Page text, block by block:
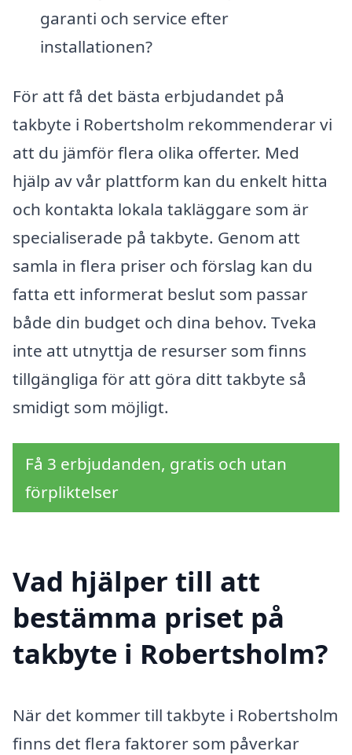
garanti och service efter
installationen?
För att få det bästa erbjudandet på
takbyte i Robertsholm rekommenderar vi
att du jämför flera olika offerter. Med
hjälp av vår plattform kan du enkelt hitta
och kontakta lokala takläggare som är
specialiserade på takbyte. Genom att
samla in flera priser och förslag kan du
fatta ett informerat beslut som passar
både din budget och dina behov. Tveka
inte att utnyttja de resurser som finns
tillgängliga för att göra ditt takbyte så
smidigt som möjligt.
Få 3 erbjudanden, gratis och utan
förpliktelser
Vad hjälper till att
bestämma priset på
takbyte i Robertsholm?
När det kommer till takbyte i Robertsholm
finns det flera faktorer som påverkar